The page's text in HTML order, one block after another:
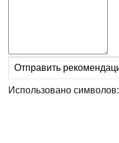
Использовано символов: